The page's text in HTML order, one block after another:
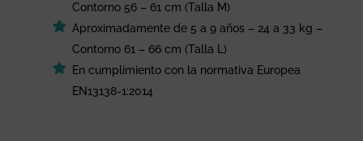
Contorno 56 – 61 cm (Talla M)
Aproximadamente de 5 a 9 años – 24 a 33 kg –
Contorno 61 – 66 cm (Talla L)
En cumplimiento con la normativa Europea
EN13138-1:2014